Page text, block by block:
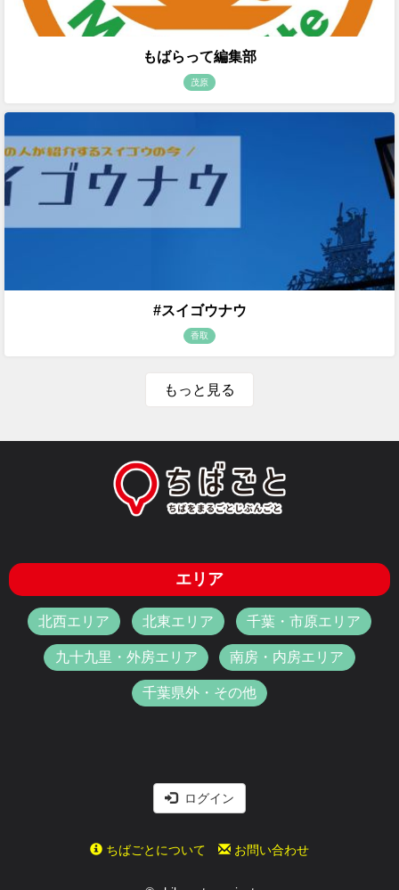
もばらって編集部
茂原
#スイゴウナウ
香取
もっと見る
エリア
北西エリア 北東エリア 千葉・市原エリア
九十九里・外房エリア 南房・内房エリア
千葉県外・その他
ログイン
ちばごとについて お問い合わせ